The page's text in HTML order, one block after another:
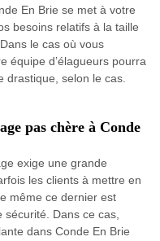
En Brie se met à votre
besoins relatifs à la taille
le cas où vous
équipe d’élagueurs pourra
drastique, selon le cas.
pas chère à Conde
exige une grande
les clients à mettre en
même ce dernier est
Dans ce cas,
dans Conde En Brie